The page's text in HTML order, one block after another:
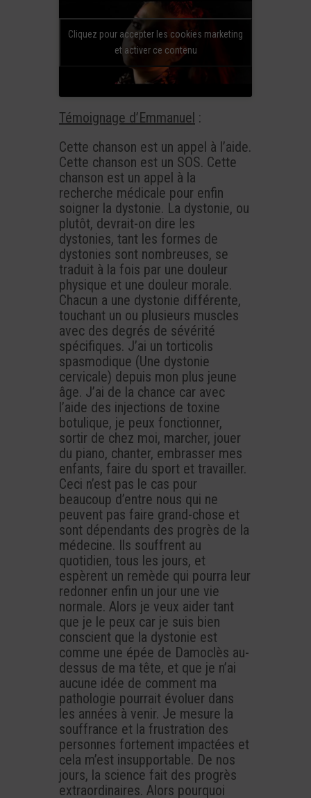
Cliquez pour accepter les cookies marketing
et activer ce contenu
Témoignage d’Emmanuel :
Cette chanson est un appel à l’aide.
Cette chanson est un SOS. Cette
chanson est un appel à la
recherche médicale pour enfin
soigner la dystonie. La dystonie, ou
plutôt, devrait-on dire les
dystonies, tant les formes de
dystonies sont nombreuses, se
traduit à la fois par une douleur
physique et une douleur morale.
Chacun a une dystonie différente,
touchant un ou plusieurs muscles
avec des degrés de sévérité
spécifiques. J’ai un torticolis
spasmodique (Une dystonie
cervicale) depuis mon plus jeune
âge. J’ai de la chance car avec
l’aide des injections de toxine
botulique, je peux fonctionner,
sortir de chez moi, marcher, jouer
du piano, chanter, embrasser mes
enfants, faire du sport et travailler.
Ceci n’est pas le cas pour
beaucoup d’entre nous qui ne
peuvent pas faire grand-chose et
sont dépendants des progrès de la
médecine. Ils souffrent au
quotidien, tous les jours, et
espèrent un remède qui pourra leur
redonner enfin un jour une vie
normale. Alors je veux aider tant
que je le peux car je suis bien
conscient que la dystonie est
comme une épée de Damoclès au-
dessus de ma tête, et que je n’ai
aucune idée de comment ma
pathologie pourrait évoluer dans
les années à venir. Je mesure la
souffrance et la frustration des
personnes fortement impactées et
cela m’est insupportable. De nos
jours, la science fait des progrès
extraordinaires. Alors pourquoi